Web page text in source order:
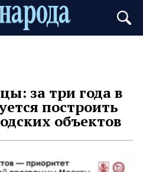
за три года в
построить
объектов